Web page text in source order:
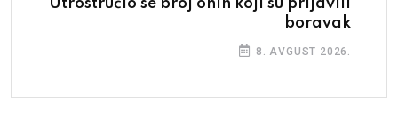
Utrostručio se broj onih koji su prijavili
boravak
8. AVGUST 2026.